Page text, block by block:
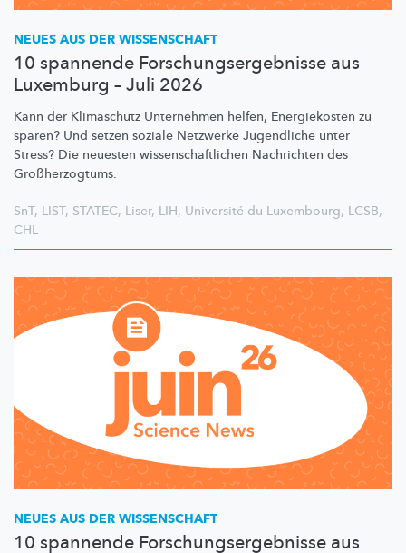
NEUES AUS DER WISSENSCHAFT
10 spannende Forschungsergebnisse aus
Luxemburg – Juli 2026
Kann der Klimaschutz Unternehmen helfen, Energiekosten zu
sparen? Und setzen soziale Netzwerke Jugendliche unter
Stress? Die neuesten wissenschaftlichen Nachrichten des
Großherzogtums.
SnT, LIST, STATEC, Liser, LIH, Université du Luxembourg, LCSB,
CHL
NEUES AUS DER WISSENSCHAFT
10 spannende Forschungsergebnisse aus